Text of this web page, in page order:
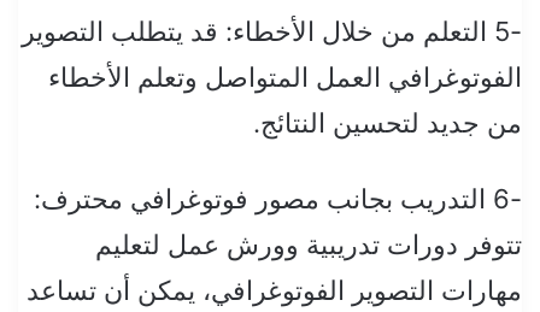
-5 التعلم من خلال الأخطاء: قد يتطلب التصوير
الفوتوغرافي العمل المتواصل وتعلم الأخطاء
من جديد لتحسين النتائج.
-6 التدريب بجانب مصور فوتوغرافي محترف:
تتوفر دورات تدريبية وورش عمل لتعليم
مهارات التصوير الفوتوغرافي، يمكن أن تساعد